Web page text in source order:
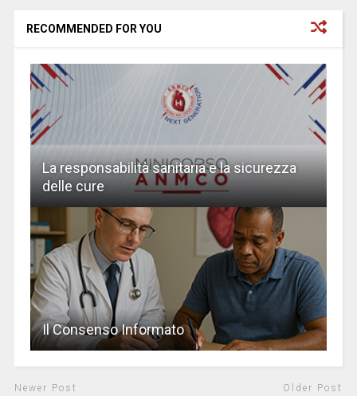
RECOMMENDED FOR YOU
La responsabilità sanitaria e la sicurezza
delle cure
Il Consenso Informato
Newer Post Older Post